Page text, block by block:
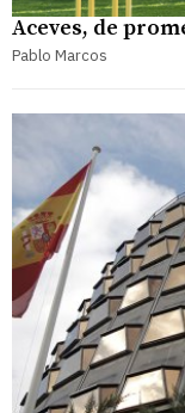
Aceves, de
Pablo Marcos